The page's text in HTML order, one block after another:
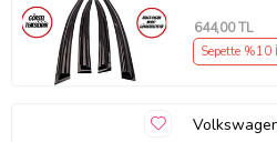
644,00 TL
Sepette %10